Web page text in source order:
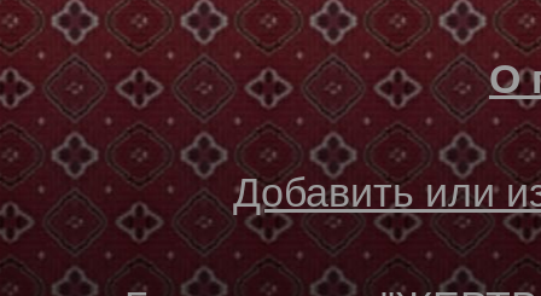
О
Добавить или